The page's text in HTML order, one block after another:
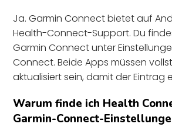
Ja. Garmin Connect bietet auf
Health-Connect-Support. Du
Garmin Connect unter
Connect. Beide Apps müssen
aktualisiert sein, damit der Eintrag
Warum finde ich Health
Garmin-Connect-